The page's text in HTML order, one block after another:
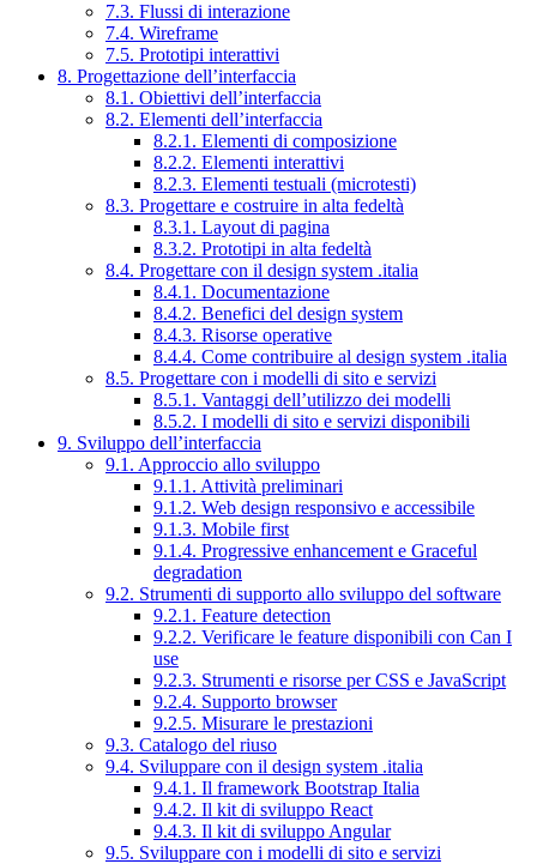
7.3. Flussi di interazione
7.4. Wireframe
7.5. Prototipi interattivi
8. Progettazione dell’interfaccia
8.1. Obiettivi dell’interfaccia
8.2. Elementi dell’interfaccia
8.2.1. Elementi di composizione
8.2.2. Elementi interattivi
8.2.3. Elementi testuali (microtesti)
8.3. Progettare e costruire in alta fedeltà
8.3.1. Layout di pagina
8.3.2. Prototipi in alta fedeltà
8.4. Progettare con il design system .italia
8.4.1. Documentazione
8.4.2. Benefici del design system
8.4.3. Risorse operative
8.4.4. Come contribuire al design system .italia
8.5. Progettare con i modelli di sito e servizi
8.5.1. Vantaggi dell’utilizzo dei modelli
8.5.2. I modelli di sito e servizi disponibili
9. Sviluppo dell’interfaccia
9.1. Approccio allo sviluppo
9.1.1. Attività preliminari
9.1.2. Web design responsivo e accessibile
9.1.3. Mobile first
9.1.4. Progressive enhancement e Graceful
degradation
9.2. Strumenti di supporto allo sviluppo del software
9.2.1. Feature detection
9.2.2. Verificare le feature disponibili con Can I
use
9.2.3. Strumenti e risorse per CSS e JavaScript
9.2.4. Supporto browser
9.2.5. Misurare le prestazioni
9.3. Catalogo del riuso
9.4. Sviluppare con il design system .italia
9.4.1. Il framework Bootstrap Italia
9.4.2. Il kit di sviluppo React
9.4.3. Il kit di sviluppo Angular
9.5. Sviluppare con i modelli di sito e servizi